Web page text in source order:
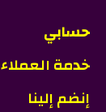
حسابي
خدمة العملاء
إنضم إلينا